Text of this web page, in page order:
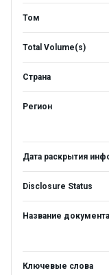
Том
Total Volume(s)
Страна
Регион
Дата раскрытия
Disclosure Status
Название документа
Ключевые слова